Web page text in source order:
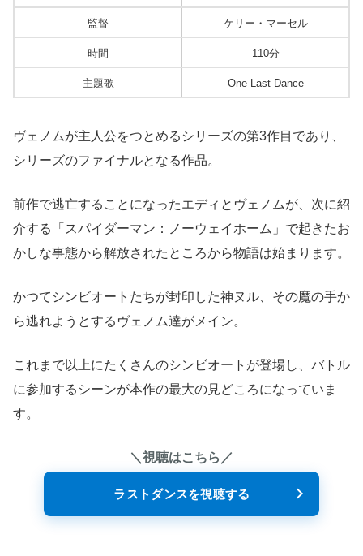
監督 ケリー・マーセル
時間 110分
主題歌 One Last Dance
ヴェノムが主人公をつとめるシリーズの第3作目であり、
シリーズのファイナルとなる作品。
前作で逃亡することになったエディとヴェノムが、次に紹
介する「スパイダーマン：ノーウェイホーム」で起きたお
かしな事態から解放されたところから物語は始まります。
かつてシンビオートたちが封印した神ヌル、その魔の手か
ら逃れようとするヴェノム達がメイン。
これまで以上にたくさんのシンビオートが登場し、バトル
に参加するシーンが本作の最大の見どころになっていま
す。
＼視聴はこちら／
ラストダンスを視聴する